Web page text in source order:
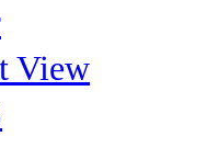
View